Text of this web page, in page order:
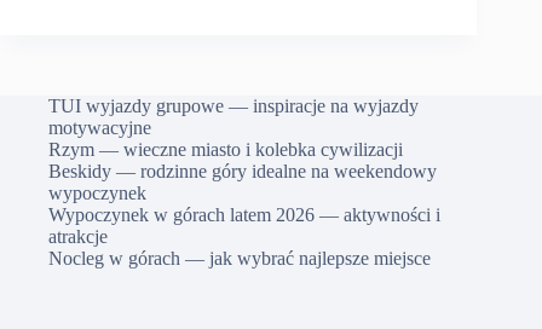
TUI wyjazdy grupowe — inspiracje na wyjazdy
motywacyjne
Rzym — wieczne miasto i kolebka cywilizacji
Beskidy — rodzinne góry idealne na weekendowy
wypoczynek
Wypoczynek w górach latem 2026 — aktywności i
atrakcje
Nocleg w górach — jak wybrać najlepsze miejsce